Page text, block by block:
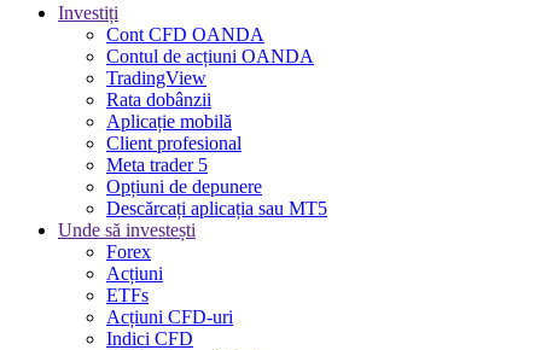
Investiți
Cont CFD OANDA
Contul de acțiuni OANDA
TradingView
Rata dobânzii
Aplicație mobilă
Client profesional
Meta trader 5
Opțiuni de depunere
Descărcați aplicația sau MT5
Unde să investești
Forex
Acțiuni
ETFs
Acțiuni CFD-uri
Indici CFD